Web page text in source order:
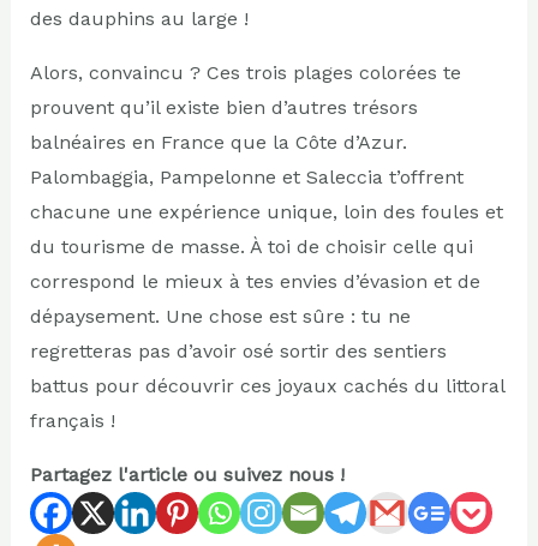
des dauphins au large !
Alors, convaincu ? Ces trois plages colorées te
prouvent qu’il existe bien d’autres trésors
balnéaires en France que la Côte d’Azur.
Palombaggia, Pampelonne et Saleccia t’offrent
chacune une expérience unique, loin des foules et
du tourisme de masse. À toi de choisir celle qui
correspond le mieux à tes envies d’évasion et de
dépaysement. Une chose est sûre : tu ne
regretteras pas d’avoir osé sortir des sentiers
battus pour découvrir ces joyaux cachés du littoral
français !
Partagez l'article ou suivez nous !